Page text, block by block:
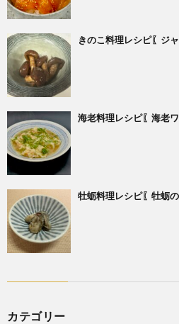
きのこ料理レシピ〖ジ
海老料理レシピ〖海老ワ
牡蛎料理レシピ〖牡蛎の
カテゴリー